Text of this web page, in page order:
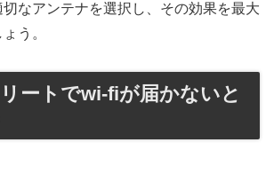
なアンテナを選択し、その効果を最大
う。
ートでwi‐fiが届かないと